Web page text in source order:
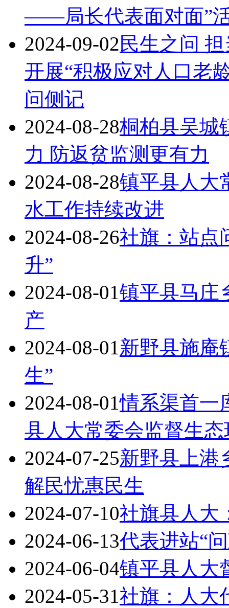
——局长代表面对面”
2024-09-02民生之问
开展“积极应对人口老
问侧记
2024-08-28桐柏县吴城
力 防返贫监测更有力
2024-08-28镇平县人大
水工作持续改进
2024-08-26社旗：站点
升”
2024-08-01镇平县马庄
产
2024-08-01新野县施庵
生”
2024-08-01情系渠首
县人大常委会监督生
2024-07-25新野县上港
解民忧惠民生
2024-07-10社旗县人大
2024-06-13代表进站“
2024-06-04镇平县人大
2024-05-31社旗：人大